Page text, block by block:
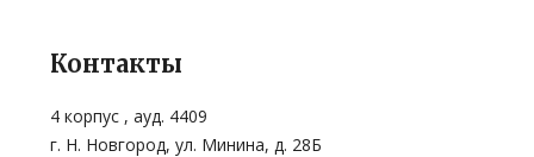
Контакты
4 корпус , ауд. 4409
г. Н. Новгород, ул. Минина, д. 28Б